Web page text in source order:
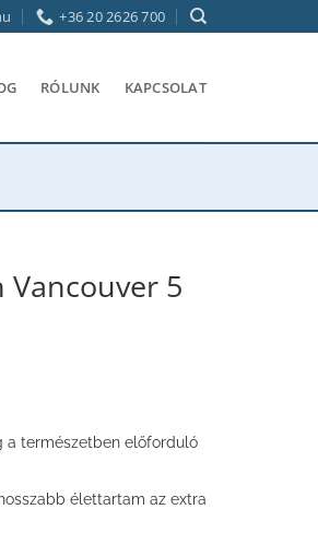
+36 20 2626 700
RÓLUNK KAPCSOLAT
Vancouver 5
a természetben előforduló
élettartam az extra